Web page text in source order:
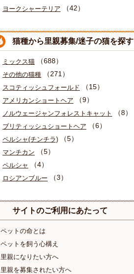
ヨークシャーテリア （42）
猫種から里親募集/迷子の猫を探す
ミックス猫 （688）
その他の猫種 （271）
スコティッシュフォールド （15）
アメリカンショートヘア （9）
ノルウェージャンフォレストキャット （8）
ブリティッシュショートヘア （6）
ペルシャ(チンチラ) （5）
マンチカン （5）
ペルシャ （4）
ロシアンブルー （3）
サイトのご利用にあたって
ペットの命とは
ペットを飼う心構え
里親になりたい方へ
里親を募集されたい方へ